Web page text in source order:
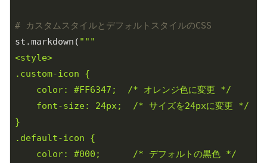
# カスタムスタイルとデフォルトスタイルのCSS
st.markdown( """
<style>
.custom-icon {
    color: #FF6347;  /* オレンジ色に変更 */
    font-size: 24px;  /* サイズを24pxに変更 */
}
.default-icon {
    color: #000;      /* デフォルトの黒色 */